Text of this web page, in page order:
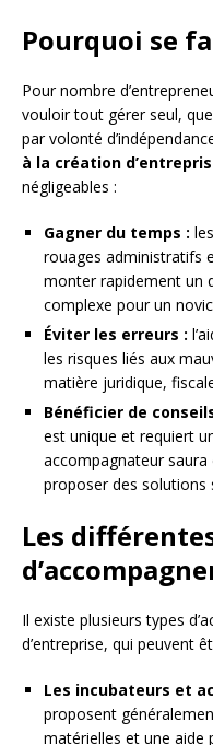
Pourquoi se
Pour nombre
vouloir tout gérer seul,
par volonté
à la création
négligeables :
Gagner du temps :
rouages administratifs
monter rapidement un
complexe pour un
Éviter les erreurs :
les risques liés aux
matière juridique,
Bénéficier de
est unique et requiert
accompagnateur
proposer des solutions
Les
Il existe plusieurs types
d’entreprise, qui peuvent
Les incubateurs et
proposent
matérielles et une aide